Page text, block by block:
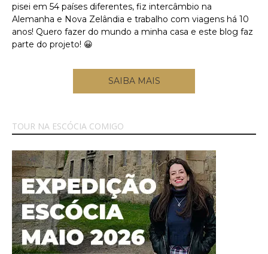
pisei em 54 países diferentes, fiz intercâmbio na
Alemanha e Nova Zelândia e trabalho com viagens há 10
anos! Quero fazer do mundo a minha casa e este blog faz
parte do projeto! 😀
SAIBA MAIS
TOUR NA ESCÓCIA COMIGO